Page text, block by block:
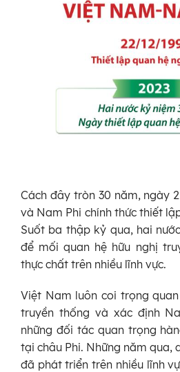
Cách đây tròn 30 năm, ngày
và Nam Phi chính thức thiết
Suốt ba thập kỷ qua, hai
để mối quan hệ hữu nghị
thực chất trên nhiều lĩnh vực.
Việt Nam luôn coi trọng
truyền thống và xác định
những đối tác quan trọng
tại châu Phi. Những năm qua,
đã phát triển trên nhiều lĩnh